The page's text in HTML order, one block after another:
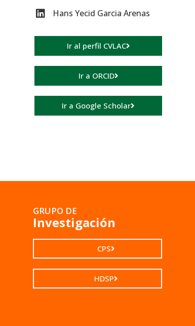
Hans Yecid Garcia Arenas
Ir al perfil CVLAC
Ir a ORCID
Ir a Google Scholar
GRUPO DE
Investigación
CPS
HDSP